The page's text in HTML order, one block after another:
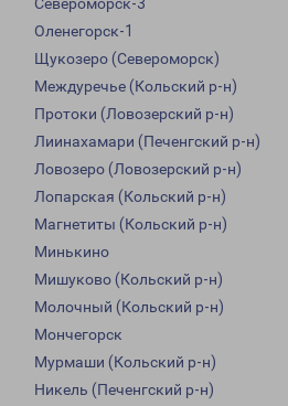
Североморск-3
Оленегорск-1
Щукозеро (Североморск)
Междуречье (Кольский р-н)
Протоки (Ловозерский р-н)
Лиинахамари (Печенгский р-н)
Ловозеро (Ловозерский р-н)
Лопарская (Кольский р-н)
Магнетиты (Кольский р-н)
Минькино
Мишуково (Кольский р-н)
Молочный (Кольский р-н)
Мончегорск
Мурмаши (Кольский р-н)
Никель (Печенгский р-н)